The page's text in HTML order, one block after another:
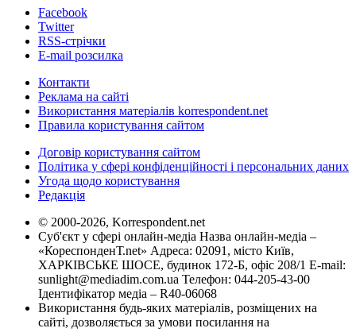
Facebook
Twitter
RSS-стрічки
E-mail розсилка
Контакти
Реклама на сайті
Використання матеріалів korrespondent.net
Правила користування сайтом
Договір користування сайтом
Політика у сфері конфіденційності і персональних даних
Угода щодо користування
Редакція
© 2000-2026, Korrespondent.net
Суб'єкт у сфері онлайн-медіа Назва онлайн-медіа –
«КореспонденТ.net» Адреса: 02091, місто Київ,
ХАРКІВСЬКЕ ШОСЕ, будинок 172-Б, офіс 208/1 E-mail:
sunlight@mediadim.com.ua Телефон: 044-205-43-00
Ідентифікатор медіа – R40-06068
Використання будь-яких матеріалів, розміщених на
сайті, дозволяється за умови посилання на